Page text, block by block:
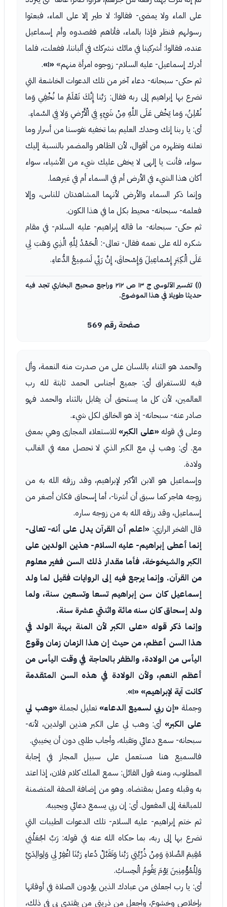
على الماء ولا يمضى- فقالوا: لا طير إلا على الماء، فبعثوا
رسولهم فنظر فإذا بالماء، فأتاهم فقصدوه وأم إسماعيل
عنده، فقالوا: أشركينا في مائك نشركك في ألباننا، ففعلت، فلما
أدرك إسماعيل- عليه السلام- زوجوه امرأة منهم» «١» .
ثم حكى- سبحانه- دعاء آخر من تلك الدعوات الخاشعة التي
تضرع بها إبراهيم إلى ربه فقال: رَبَّنا إِنَّكَ تَعْلَمُ ما نُخْفِي وَما
نُعْلِنُ، وَما يَخْفى عَلَى اللَّهِ مِنْ شَيْءٍ فِي الْأَرْضِ وَلا فِي السَّماءِ.
أى: يا ربنا إنك وحدك العليم بما تخفيه نفوسنا من أسرار وما
تعلنه وتظهره من أقوال، لأن الظاهر والمضمر بالنسبة إليك
سواء، فأنت يا إلهى لا يخفى عليك شيء من الأشياء، سواء
أكان هذا الشيء في الأرض أم في السماء أم في غيرهما.
وإنما ذكر السماء والأرض لأنهما المشاهدتان للناس، وإلا
فعلمه- سبحانه- محيط بكل ما في هذا الكون.
ثم حكى- سبحانه- ما قاله إبراهيم- عليه السلام- في مقام
شكره لله على نعمه فقال- تعالى-: الْحَمْدُ لِلَّهِ الَّذِي وَهَبَ لِي
عَلَى الْكِبَرِ إِسْماعِيلَ وَإِسْحاقَ، إِنَّ رَبِّي لَسَمِيعُ الدُّعاءِ.
(١) تفسير الآلوسى ج ١٣ ص ٢١٢ وراجع صحيح البخاري تجد فيه
حديثا طويلا في هذا الموضوع.
صفحة رقم 569
والحمد هو الثناء باللسان على من صدرت منه النعمة، وأل
فيه للاستغراق أى: جميع أجناس الحمد ثابتة لله رب
العالمين، لأن كل ما يستحق أن يقابل بالثناء والحمد فهو
صادر عنه- سبحانه- إذ هو الخالق لكل شيء.
وعلى في قوله «على الكبر» للاستعلاء المجازى وهي بمعنى
مع. أى: وهب لي مع الكبر الذي لا تحصل معه في الغالب
ولادة.
وإسماعيل هو الابن الأكبر لإبراهيم، وقد رزقه الله به من
زوجه هاجر كما سبق أن أشرنا-، أما إسحاق فكان أصغر من
إسماعيل، وقد رزقه الله به من زوجه ساره.
قال الفخر الرازي: «اعلم أن القرآن يدل على أنه- تعالى-
إنما أعطى إبراهيم- عليه السلام- هذين الولدين على
الكبر والشيخوخة، فأما مقدار ذلك السن فغير معلوم
من القرآن. وإنما يرجع فيه إلى الروايات فقيل لما ولد
إسماعيل كان سن إبراهيم تسعا وتسعين سنة، ولما
ولد إسحاق كان سنه مائة واثنتي عشرة سنة.
وإنما ذكر قوله «على الكبر لأن المنة بهبة الولد في
هذا السن أعظم، من حيث إن هذا الزمان زمان وقوع
اليأس من الولادة، والظفر بالحاجة في وقت اليأس من
أعظم النعم، ولأن الولادة في هذه السن المتقدمة
كانت آية لإبراهيم» «١» .
وجملة «إن ربي لسميع الدعاء» تعليل لجملة «وهب لي
على الكبر» أى: وهب لي على الكبر هذين الولدين، لأنه-
سبحانه- سمع دعائي وتقبله، وأجاب طلبى دون أن يخيبني.
فالسميع هنا مستعمل على سبيل المجاز في إجابة
المطلوب، ومنه قول القائل: سمع الملك كلام فلان، إذا اعتد
به وقبله وعمل بمقتضاه. وهو من إضافة الصفة المتضمنة
للمبالغة إلى المفعول. أى: إن ربي يسمع دعائي ويجيبه.
ثم ختم إبراهيم- عليه السلام- تلك الدعوات الطيبات التي
تضرع بها إلى ربه، بما حكاه الله عنه في قوله: رَبِّ اجْعَلْنِي
مُقِيمَ الصَّلاةِ وَمِنْ ذُرِّيَّتِي رَبَّنا وَتَقَبَّلْ دُعاءِ رَبَّنَا اغْفِرْ لِي وَلِوالِدَيَّ
وَلِلْمُؤْمِنِينَ يَوْمَ يَقُومُ الْحِسابُ.
أى: يا رب اجعلنى من عبادك الذين يؤدون الصلاة في أوقاتها
بإخلاص وخشوع، واجعل من ذريتي من يقتدى بي في ذلك،